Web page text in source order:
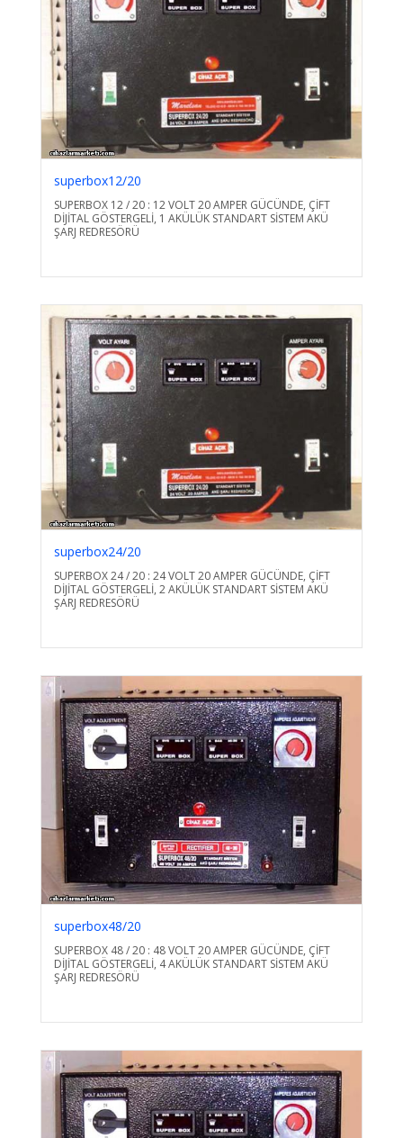
superbox12/20
SUPERBOX 12 / 20 : 12 VOLT 20 AMPER GÜCÜNDE, ÇİFT
DİJİTAL GÖSTERGELİ, 1 AKÜLÜK STANDART SİSTEM AKÜ
ŞARJ REDRESÖRÜ
superbox24/20
SUPERBOX 24 / 20 : 24 VOLT 20 AMPER GÜCÜNDE, ÇİFT
DİJİTAL GÖSTERGELİ, 2 AKÜLÜK STANDART SİSTEM AKÜ
ŞARJ REDRESÖRÜ
superbox48/20
SUPERBOX 48 / 20 : 48 VOLT 20 AMPER GÜCÜNDE, ÇİFT
DİJİTAL GÖSTERGELİ, 4 AKÜLÜK STANDART SİSTEM AKÜ
ŞARJ REDRESÖRÜ